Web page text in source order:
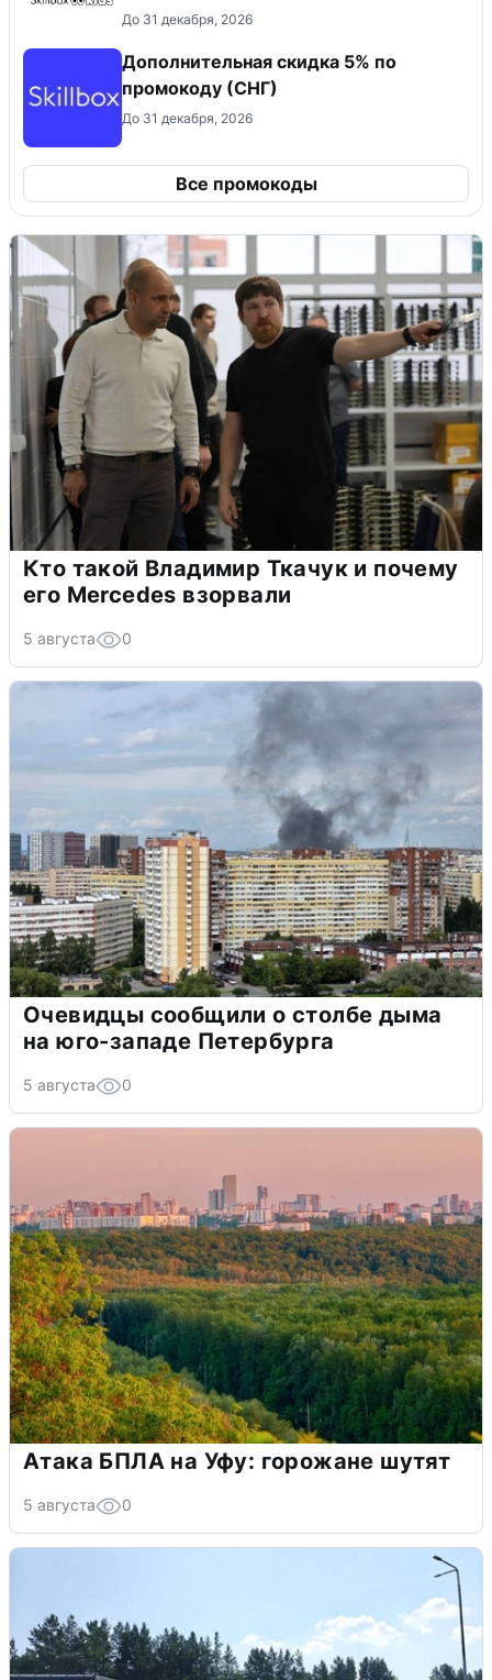
До 31 декабря, 2026
Дополнительная скидка 5% по
промокоду (СНГ)
До 31 декабря, 2026
Все промокоды
Кто такой Владимир Ткачук и почему
его Mercedes взорвали
5 августа 0
Очевидцы сообщили о столбе дыма
на юго-западе Петербурга
5 августа 0
Атака БПЛА на Уфу: горожане шутят
5 августа 0